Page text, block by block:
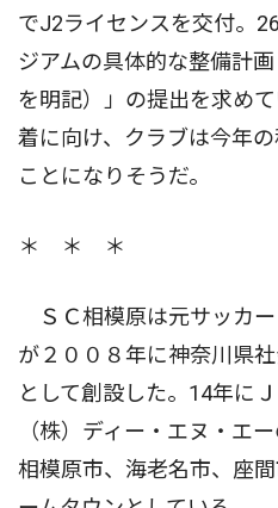
でJ2ライセンスを交付。
ジアムの具体的な整備計
を明記）」の提出を求め
着に向け、クラブは今年
ことになりそうだ。
＊ ＊ ＊
ＳＣ相模原は元サッカ
が２００８年に神奈川県
として創設した。14年に
（株）ディー・エヌ・エ
相模原市、海老名市、座